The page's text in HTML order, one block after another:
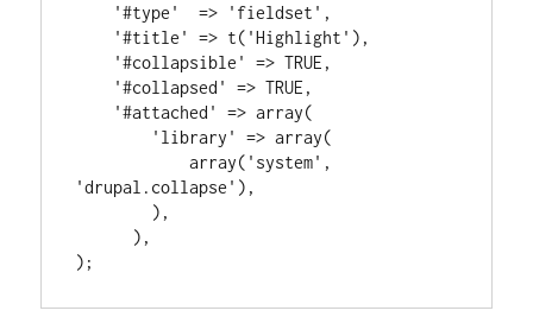
            array('system',
'drupal.collapse'),
);